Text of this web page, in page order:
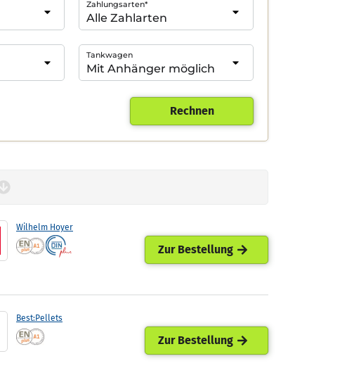
Zahlungsarten*
Tankwagen
Rechnen
Wilhelm Hoyer
Zur Bestellung
Best:Pellets
Zur Bestellung